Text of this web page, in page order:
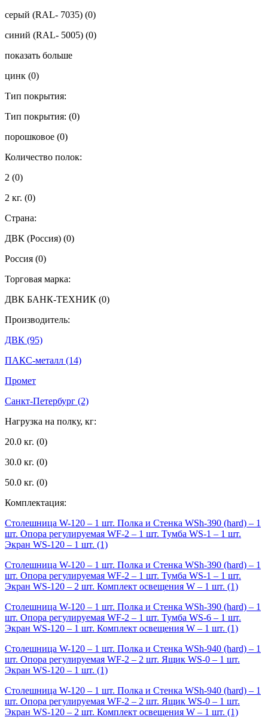
серый (RAL- 7035) (0)
синий (RAL- 5005) (0)
показать больше
цинк (0)
Тип покрытия:
Тип покрытия: (0)
порошковое (0)
Количество полок:
2 (0)
2 кг. (0)
Страна:
ДВК (Россия) (0)
Россия (0)
Торговая марка:
ДВК БАНК-ТЕХНИК (0)
Производитель:
ДВК (95)
ПАКС-металл (14)
Промет
Санкт-Петербург (2)
Нагрузка на полку, кг:
20.0 кг. (0)
30.0 кг. (0)
50.0 кг. (0)
Комплектация:
Столешница W-120 – 1 шт. Полка и Стенка WSh-390 (hard) – 1
шт. Опора регулируемая WF-2 – 1 шт. Тумба WS-1 – 1 шт.
Экран WS-120 – 1 шт. (1)
Столешница W-120 – 1 шт. Полка и Стенка WSh-390 (hard) – 1
шт. Опора регулируемая WF-2 – 1 шт. Тумба WS-1 – 1 шт.
Экран WS-120 – 2 шт. Комплект освещения W – 1 шт. (1)
Столешница W-120 – 1 шт. Полка и Стенка WSh-390 (hard) – 1
шт. Опора регулируемая WF-2 – 1 шт. Тумба WS-6 – 1 шт.
Экран WS-120 – 1 шт. Комплект освещения W – 1 шт. (1)
Столешница W-120 – 1 шт. Полка и Стенка WSh-940 (hard) – 1
шт. Опора регулируемая WF-2 – 2 шт. Ящик WS-0 – 1 шт.
Экран WS-120 – 1 шт. (1)
Столешница W-120 – 1 шт. Полка и Стенка WSh-940 (hard) – 1
шт. Опора регулируемая WF-2 – 2 шт. Ящик WS-0 – 1 шт.
Экран WS-120 – 2 шт. Комплект освещения W – 1 шт. (1)